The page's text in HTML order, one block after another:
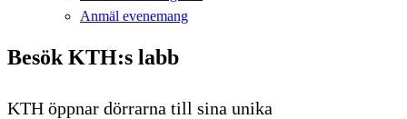
Anmäl evenemang
Besök KTH:s labb
KTH öppnar dörrarna till sina unika